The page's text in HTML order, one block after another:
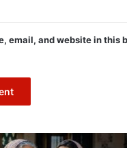
email, and website in this